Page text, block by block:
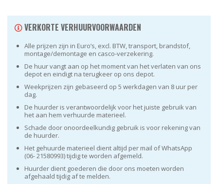
VERKORTE VERHUURVOORWAARDEN
Alle prijzen zijn in Euro’s, excl. BTW, transport, brandstof,
montage/demontage en casco-verzekering.
De huur vangt aan op het moment van het verlaten van ons
depot en eindigt na terugkeer op ons depot.
Weekprijzen zijn gebaseerd op 5 werkdagen van 8 uur per
dag.
De huurder is verantwoordelijk voor het juiste gebruik van
het aan hem verhuurde materieel.
Schade door onoordeelkundig gebruik is voor rekening van
de huurder.
Het gehuurde materieel dient altijd per mail of WhatsApp
(06- 21580993) tijdig te worden afgemeld.
Huurder dient goederen die door ons moeten worden
afgehaald tijdig af te melden.